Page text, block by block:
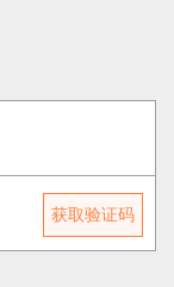
获取验证码